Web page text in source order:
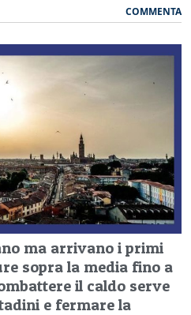
COMMENTA
ma arrivano i primi
sopra la media fino a
il caldo serve
e fermare la